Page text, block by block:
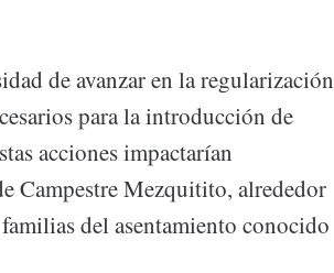
de avanzar en la regularización
para la introducción de
acciones impactarían
Campestre Mezquitito, alrededor
del asentamiento conocido